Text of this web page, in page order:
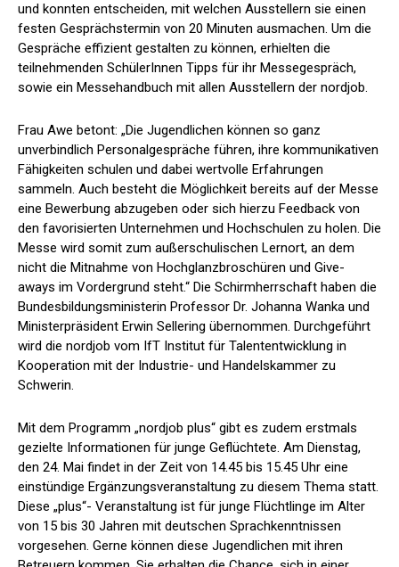
und konnten entscheiden, mit welchen Ausstellern sie einen
festen Gesprächstermin von 20 Minuten ausmachen. Um die
Gespräche effizient gestalten zu können, erhielten die
teilnehmenden SchülerInnen Tipps für ihr Messegespräch,
sowie ein Messehandbuch mit allen Ausstellern der nordjob.
Frau Awe betont: „Die Jugendlichen können so ganz
unverbindlich Personalgespräche führen, ihre kommunikativen
Fähigkeiten schulen und dabei wertvolle Erfahrungen
sammeln. Auch besteht die Möglichkeit bereits auf der Messe
eine Bewerbung abzugeben oder sich hierzu Feedback von
den favorisierten Unternehmen und Hochschulen zu holen. Die
Messe wird somit zum außerschulischen Lernort, an dem
nicht die Mitnahme von Hochglanzbroschüren und Give-
aways im Vordergrund steht.“ Die Schirmherrschaft haben die
Bundesbildungsministerin Professor Dr. Johanna Wanka und
Ministerpräsident Erwin Sellering übernommen. Durchgeführt
wird die nordjob vom IfT Institut für Talententwicklung in
Kooperation mit der Industrie- und Handelskammer zu
Schwerin.
Mit dem Programm „nordjob plus“ gibt es zudem erstmals
gezielte Informationen für junge Geflüchtete. Am Dienstag,
den 24. Mai findet in der Zeit von 14.45 bis 15.45 Uhr eine
einstündige Ergänzungsveranstaltung zu diesem Thema statt.
Diese „plus“- Veranstaltung ist für junge Flüchtlinge im Alter
von 15 bis 30 Jahren mit deutschen Sprachkenntnissen
vorgesehen. Gerne können diese Jugendlichen mit ihren